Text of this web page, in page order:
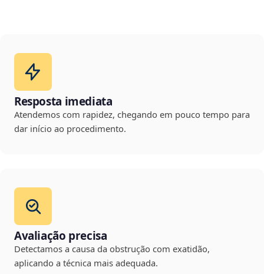
Resposta imediata
Atendemos com rapidez, chegando em pouco tempo para
dar início ao procedimento.
Avaliação precisa
Detectamos a causa da obstrução com exatidão,
aplicando a técnica mais adequada.